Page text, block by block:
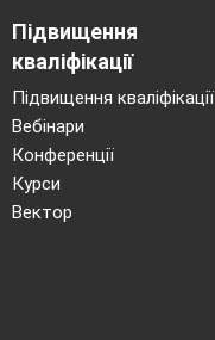
Підвищення
кваліфікації
Підвищення кваліфікації
Вебінари
Конференції
Курси
Вектор